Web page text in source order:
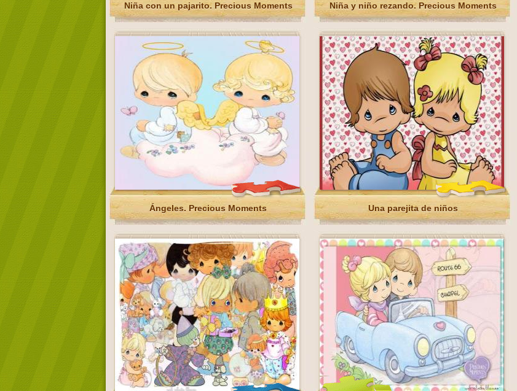
Niña con un pajarito. Precious Moments Niña y niño rezando. Precious Moments
Ángeles. Precious Moments Una parejita de niños